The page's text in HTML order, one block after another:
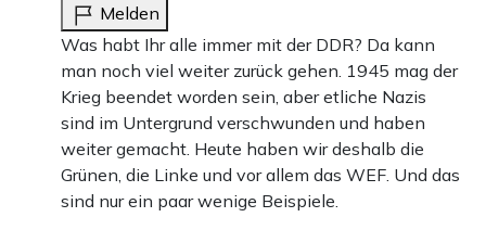
Melden
Was habt Ihr alle immer mit der DDR? Da kann
man noch viel weiter zurück gehen. 1945 mag der
Krieg beendet worden sein, aber etliche Nazis
sind im Untergrund verschwunden und haben
weiter gemacht. Heute haben wir deshalb die
Grünen, die Linke und vor allem das WEF. Und das
sind nur ein paar wenige Beispiele.